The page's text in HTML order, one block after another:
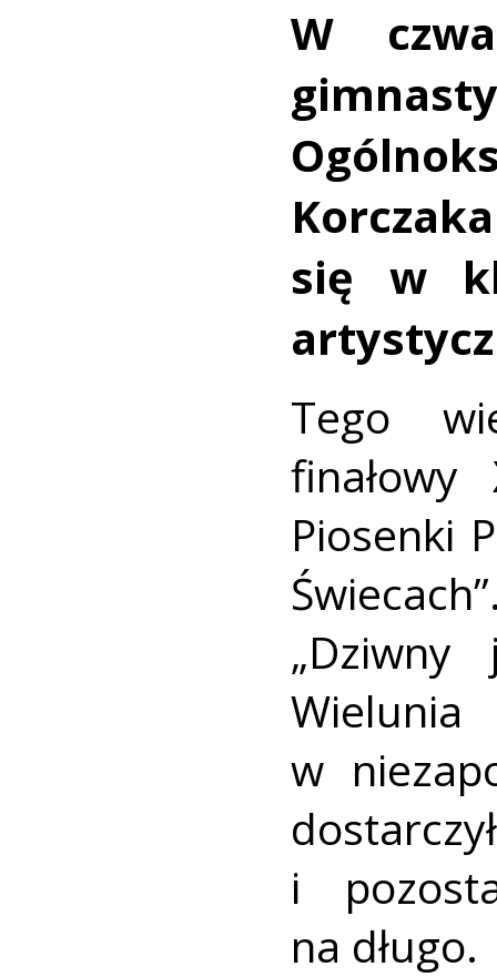
W
się w
Tego
finałowy
Piosenki
w
i
na długo.